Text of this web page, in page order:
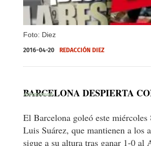
Foto: Diez
2016-04-20 REDACCIÓN DIEZ
BARCELONA DESPIERTA
E l Barcelona goleó este
Luis Suárez, que mantienen a
sigue a su altura tras ganar 1-0